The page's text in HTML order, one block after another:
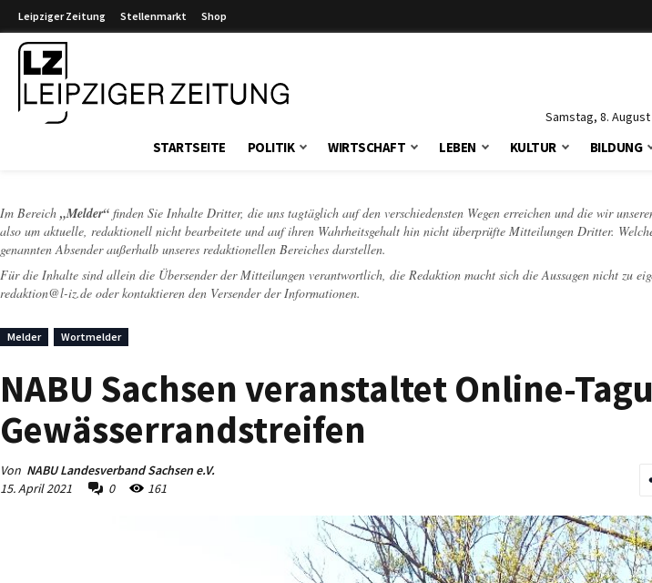
Leipziger Zeitung Stellenmarkt Shop
Samstag, 8. August
STARTSEITE POLITIK WIRTSCHAFT LEBEN KULTUR BILDUNG
Im Bereich „Melder“ finden Sie Inhalte Dritter, die uns tagtäglich auf den verschiedensten Wegen erreichen und die wir
also um aktuelle, redaktionell nicht bearbeitete und auf ihren Wahrheitsgehalt hin nicht überprüfte Mitteilungen Dritter.
genannten Absender außerhalb unseres redaktionellen Bereiches darstellen.
Für die Inhalte sind allein die Übersender der Mitteilungen verantwortlich, die Redaktion macht sich die Aussagen nicht zu
redaktion@l-iz.de oder kontaktieren den Versender der Informationen.
Melder Wortmelder
NABU Sachsen veranstaltet Online-
Gewässerrandstreifen
Von NABU Landesverband Sachsen e.V.
15. April 2021
0 161